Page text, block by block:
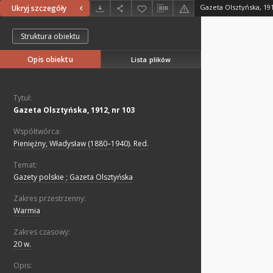
Ukryj szczegóły Gazeta Olsztyńska,
Struktura obiektu
Opis obiektu Lista plików
Tytuł:
Gazeta Olsztyńska, 1912, nr 103
Współtwórca:
Pieniężny, Władysław (1880–1940). Red.
Temat:
Gazety polskie ; Gazeta Olsztyńska
Zakres przestrzenny:
Warmia
Zakres czasowy:
20 w.
Opis: